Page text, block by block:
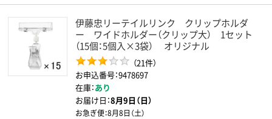
伊藤忠リーテイルリンク クリップホルダ
ー ワイドホルダー（クリップ大） 1セット
（15個：5個入×3袋） オリジナル
（21件）
お申込番号：9478697
在庫：あり
お届け日：8月9日（日）
お急ぎ便：8月8日（土）